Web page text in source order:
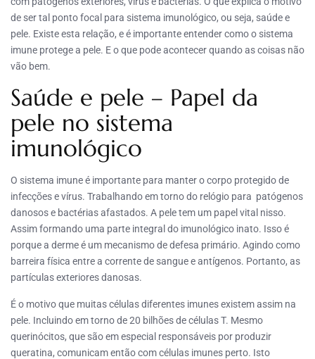
de ser tal ponto focal para sistema imunológico, ou seja, saúde e
pele. Existe esta relação, e é importante entender como o sistema
imune protege a pele. E o que pode acontecer quando as coisas não
vão bem.
Saúde e pele – Papel da
pele no sistema
imunológico
O sistema imune é importante para manter o corpo protegido de
infecções e vírus. Trabalhando em torno do relógio para patógenos
danosos e bactérias afastados. A pele tem um papel vital nisso.
Assim formando uma parte integral do imunológico inato. Isso é
porque a derme é um mecanismo de defesa primário. Agindo como
barreira física entre a corrente de sangue e antígenos. Portanto, as
partículas exteriores danosas.
É o motivo que muitas células diferentes imunes existem assim na
pele. Incluindo em torno de 20 bilhões de células T. Mesmo
querinócitos, que são em especial responsáveis por produzir
queratina, comunicam então com células imunes perto. Isto